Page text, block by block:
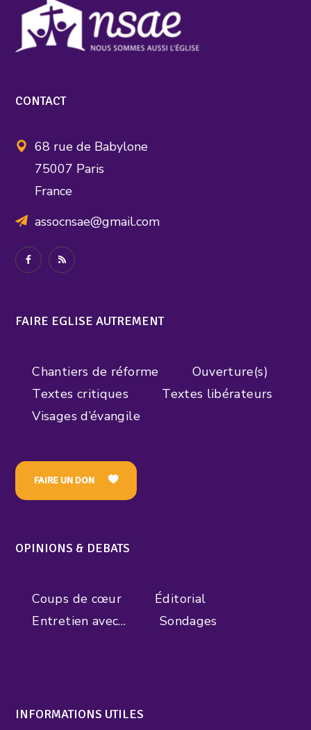
CONTACT
68 rue de Babylone
75007 Paris
France
assocnsae@gmail.com
FAIRE EGLISE AUTREMENT
Chantiers de réforme
Ouverture(s)
Textes critiques
Textes libérateurs
Visages d’évangile
FAIRE UN DON
OPINIONS & DEBATS
Coups de cœur
Éditorial
Entretien avec…
Sondages
INFORMATIONS UTILES